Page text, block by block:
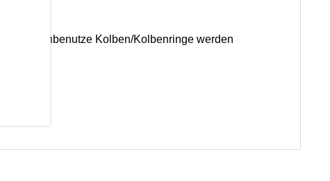
Nur unbenutze Kolben/Kolbenringe werden